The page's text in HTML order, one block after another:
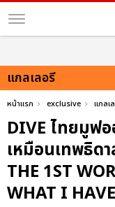
แกลเลอรี
หน้าแรก exclusive แกลเ
DIVE ไทยมูฟ
เหมือนเทพธิด
THE 1ST
WHAT I